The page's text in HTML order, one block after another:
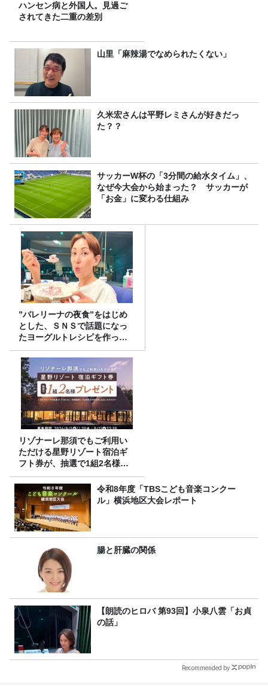
ハンセン病と外国人。見過ご
されてきた二重の差別
山里「麻辣湯でなめられたくない」
久米宏さんは平野レミさんが好きだっ
た？？
サッカーW杯の「3分間の給水タイム」、
なぜ今大会から始まった？ サッカーが
「お金」に変わる仕組み
”バレリーナの夜食”をはじめ
とした、ＳＮＳで話題になっ
たヨーグルトレシピを作って
みた！
リゾナーレ那須でもご利用い
ただける星野リゾート宿泊ギ
フト券が、抽選で1組2名様に
プレゼント！
令和8年度「TBSこども音楽コンクー
ル」横浜地区大会レポート
腸と肝臓の関係
【朗読のヒロバ 第93回】小泉八雲「お貞
の話」
Recommended by